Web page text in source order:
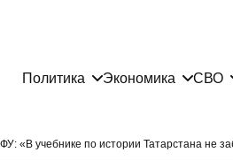
Политика Экономика СВО
«В учебнике по истории Татарстана не